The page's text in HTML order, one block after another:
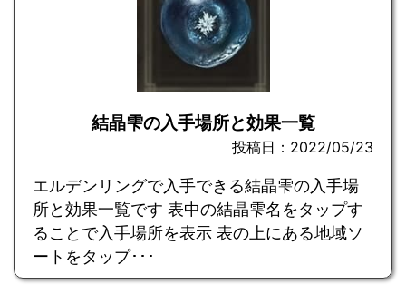
結晶雫の入手場所と効果一覧
投稿日：2022/05/23
エルデンリングで入手できる結晶雫の入手場
所と効果一覧です 表中の結晶雫名をタップす
ることで入手場所を表示 表の上にある地域ソ
ートをタップ･･･